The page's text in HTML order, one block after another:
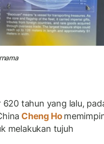
620 tahun yang lalu,
Cheng Ho
melakukan tujuh